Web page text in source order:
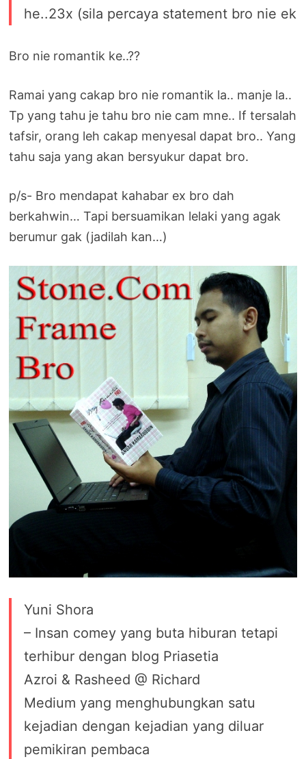
he..23x (sila percaya statement bro nie ek
Bro nie romantik ke..??
Ramai yang cakap bro nie romantik la.. manje la..
Tp yang tahu je tahu bro nie cam mne.. If tersalah
tafsir, orang leh cakap menyesal dapat bro.. Yang
tahu saja yang akan bersyukur dapat bro.
p/s- Bro mendapat kahabar ex bro dah
berkahwin… Tapi bersuamikan lelaki yang agak
berumur gak (jadilah kan…)
Yuni Shora
– Insan comey yang buta hiburan tetapi
terhibur dengan blog Priasetia
Azroi & Rasheed @ Richard
Medium yang menghubungkan satu
kejadian dengan kejadian yang diluar
pemikiran pembaca